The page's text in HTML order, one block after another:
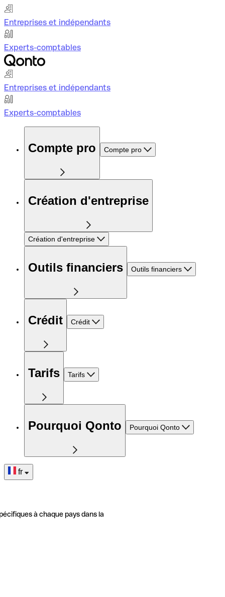
Entreprises et indépendants
Experts-comptables
Entreprises et indépendants
Experts-comptables
Compte pro Compte pro
Création d'entreprise
Création d'entreprise
Outils financiers Outils financiers
Crédit Crédit
Tarifs Tarifs
Pourquoi Qonto Pourquoi Qonto
fr
à chaque pays dans la